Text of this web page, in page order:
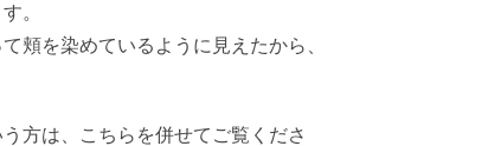
。
頬を染めているように見えたから、
方は、こちらを併せてご覧くださ